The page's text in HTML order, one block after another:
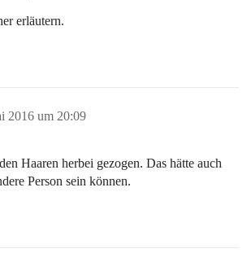
erläutern.
2016 um 20:09
Haaren herbei gezogen. Das hätte auch
Person sein können.